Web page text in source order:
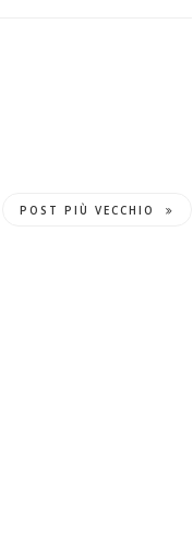
POST PIÙ VECCHIO